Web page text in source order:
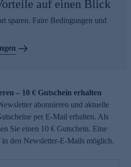
auf einen Blick
sparen. Faire Bedingungen und
– 10 € Gutschein erhalten
abonnieren und aktuelle
per E-Mail erhalten. Als
Sie einen 10 € Gutschein. Eine
den Newsletter-E-Mails möglich.